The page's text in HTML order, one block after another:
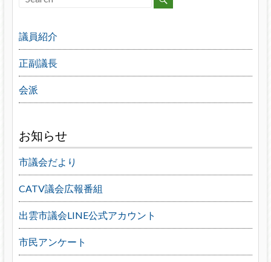
議員紹介
正副議長
会派
お知らせ
市議会だより
CATV議会広報番組
出雲市議会LINE公式アカウント
市民アンケート